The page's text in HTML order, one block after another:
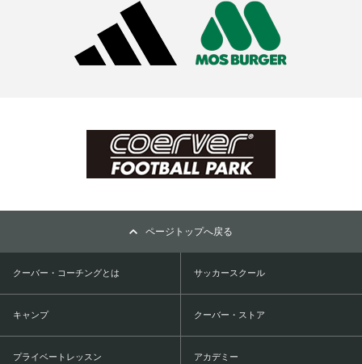
ページトップへ戻る
クーバー・コーチングとは サッカースクール
キャンプ クーバー・ストア
プライベートレッスン アカデミー